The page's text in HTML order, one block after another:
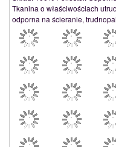
Tkanina o właściwościach
odporna na ścieranie,